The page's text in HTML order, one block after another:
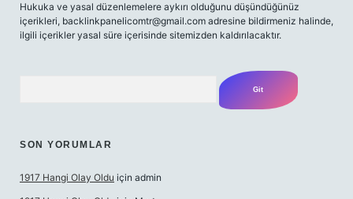
Hukuka ve yasal düzenlemelere aykırı olduğunu düşündüğünüz
içerikleri, backlinkpanelicomtr@gmail.com adresine bildirmeniz halinde,
ilgili içerikler yasal süre içerisinde sitemizden kaldırılacaktır.
SON YORUMLAR
1917 Hangi Olay Oldu için admin